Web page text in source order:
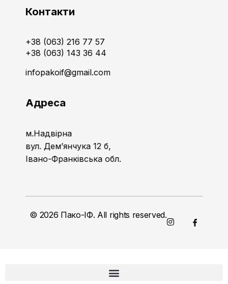
Контакти
+38 (063) 216 77 57
+38 (063) 143 36 44
infopakoif@gmail.com
Адреса
м.Надвірна
вул. Дем’янчука 12 б,
Івано-Франківська обл.
© 2026 Пако-ІФ. All rights reserved.